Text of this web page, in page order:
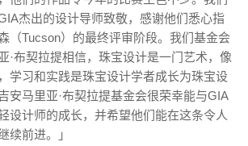
杰出的设计导师致敬，感谢他们悉心指
（Tucson）的最终评审阶段。我们基金会
·布契拉提相信，珠宝设计是一门艺术，像
学习和实践是珠宝设计学者成长为珠宝设
安马里亚·布契拉提基金会很荣幸能与GIA
设计师的成长，并希望他们能在这条令人
续前进。」